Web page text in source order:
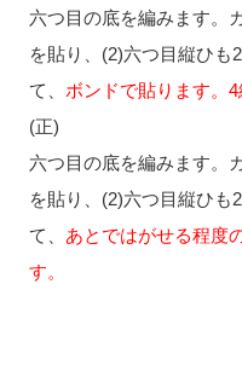
六つ目の底を編みます。
を貼り、(2)六つ目縦ひも
て、 ボンドで貼ります。4
(正)
六つ目の底を編みます。
を貼り、(2)六つ目縦ひも
て、 あとではがせる程度
す。